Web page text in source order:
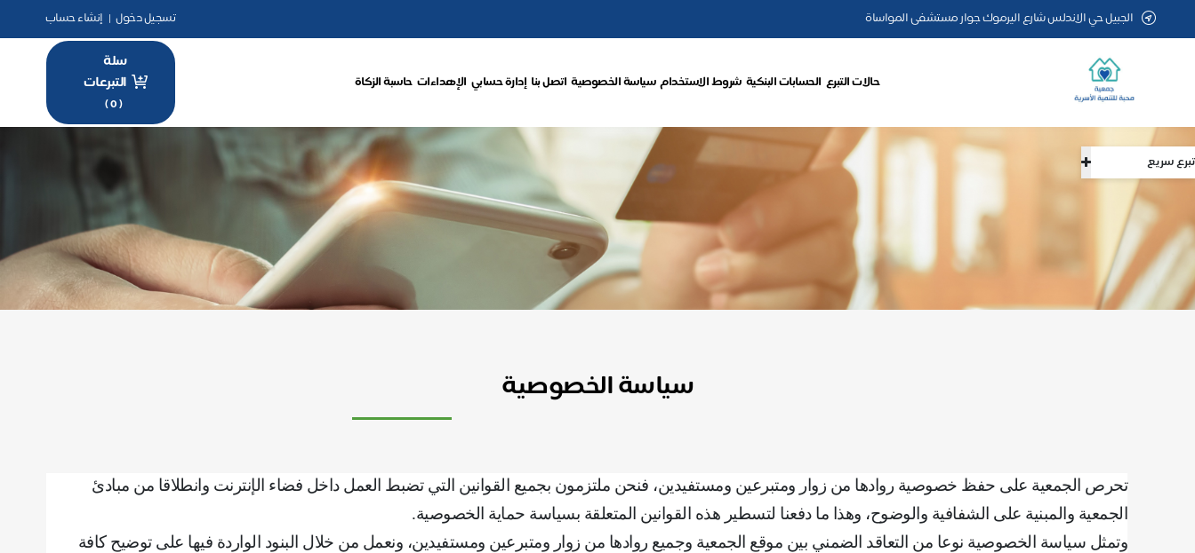
تبرع سريع
الجبيل حي الاندلس شارع اليرموك جوار مستشفى المواساة تسجيل دخول | إنشاء حساب
حالات التبرع الحسابات البنكية شروط الاستخدام سياسة الخصوصية اتصل بنا إدارة حسابي الإهداءات حاسبة الزكاة
سلة
التبرعات
(
0
)
سياسة الخصوصية
تحرص الجمعية على حفظ خصوصية روادها من زوار ومتبرعين ومستفيدين، فنحن ملتزمون بجميع القوانين التي تضبط العمل داخل فضاء الإنترنت وانطلاقا من مبادئ
الجمعية والمبنية على الشفافية والوضوح، وهذا ما دفعنا لتسطير هذه القوانين المتعلقة بسياسة حماية الخصوصية.
وتمثل سياسة الخصوصية نوعا من التعاقد الضمني بين موقع الجمعية وجميع روادها من زوار ومتبرعين ومستفيدين، ونعمل من خلال البنود الواردة فيها على توضيح كافة